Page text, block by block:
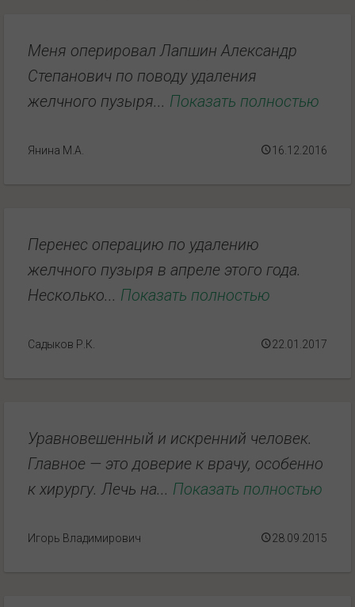
Меня оперировал Лапшин Александр
Степанович по поводу удаления
желчного пузыря... Показать полностью
Янина М.А. 16.12.2016
Перенес операцию по удалению
желчного пузыря в апреле этого года.
Несколько... Показать полностью
Садыков Р.К. 22.01.2017
Уравновешенный и искренний человек.
Главное — это доверие к врачу, особенно
к хирургу. Лечь на... Показать полностью
Игорь Владимирович 28.09.2015